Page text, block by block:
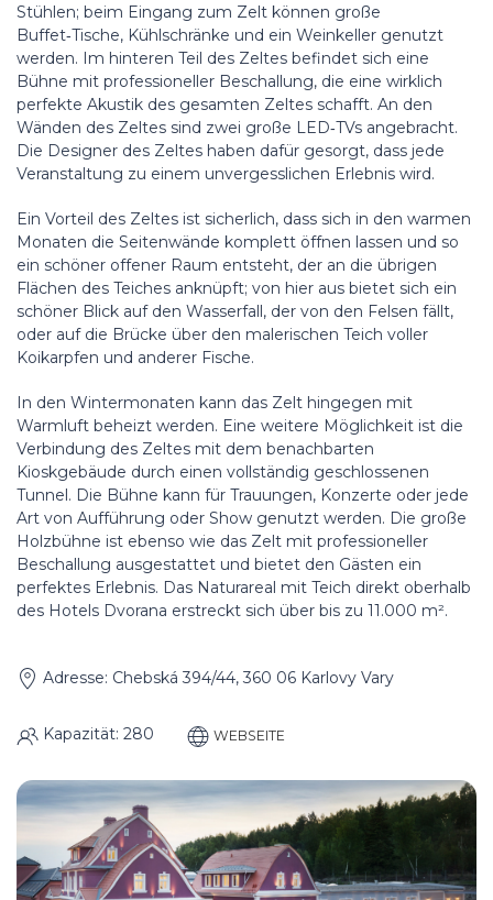
Stühlen; beim Eingang zum Zelt können große
Buffet‑Tische, Kühlschränke und ein Weinkeller genutzt
werden. Im hinteren Teil des Zeltes befindet sich eine
Bühne mit professioneller Beschallung, die eine wirklich
perfekte Akustik des gesamten Zeltes schafft. An den
Wänden des Zeltes sind zwei große LED‑TVs angebracht.
Die Designer des Zeltes haben dafür gesorgt, dass jede
Veranstaltung zu einem unvergesslichen Erlebnis wird.
Ein Vorteil des Zeltes ist sicherlich, dass sich in den warmen
Monaten die Seitenwände komplett öffnen lassen und so
ein schöner offener Raum entsteht, der an die übrigen
Flächen des Teiches anknüpft; von hier aus bietet sich ein
schöner Blick auf den Wasserfall, der von den Felsen fällt,
oder auf die Brücke über den malerischen Teich voller
Koikarpfen und anderer Fische.
In den Wintermonaten kann das Zelt hingegen mit
Warmluft beheizt werden. Eine weitere Möglichkeit ist die
Verbindung des Zeltes mit dem benachbarten
Kioskgebäude durch einen vollständig geschlossenen
Tunnel. Die Bühne kann für Trauungen, Konzerte oder jede
Art von Aufführung oder Show genutzt werden. Die große
Holzbühne ist ebenso wie das Zelt mit professioneller
Beschallung ausgestattet und bietet den Gästen ein
perfektes Erlebnis. Das Naturareal mit Teich direkt oberhalb
des Hotels Dvorana erstreckt sich über bis zu 11.000 m².
Adresse: Chebská 394/44, 360 06 Karlovy Vary
Kapazität: 280 WEBSEITE